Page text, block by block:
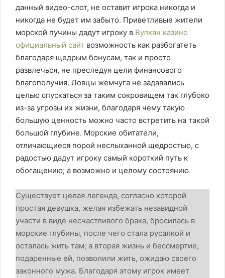
данный видео-слот, не оставит игрока никогда и
никогда не будет им забыто. Приветливые жители
морской пучины дадут игроку в Вулкан казино
официальный сайт возможность как разбогатеть
благодаря щедрым бонусам, так и просто
развлечься, не преследуя цели финансового
благополучия. Ловцы жемчуга не задавались
целью спускаться за таким сокровищем так глубоко
из-за угрозы их жизни, благодаря чему такую
большую ценность можно часто встретить на такой
большой глубине. Морские обитатели,
отличающиеся порой неслыханной щедростью, с
радостью дадут игроку самый короткий путь к
обогащению; а возможно и целому состоянию.
Существует целая легенда, согласно которой
простая девушка, желая избежать незавидной
участи в виде несчастливого брака, бросилась в
морские глубины, после чего стала русалкой и
осталась жить там; а вторая жизнь и бессмертие,
подаренные ей, позволили жить, ожидаю своего
законного мужа. Благодаря этому игрок имеет